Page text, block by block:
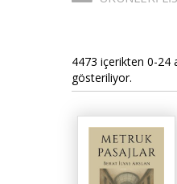
4473 içerikten 0-24
gösteriliyor.